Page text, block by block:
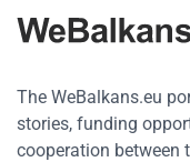
The WeBalkans.eu
stories, funding
cooperation between